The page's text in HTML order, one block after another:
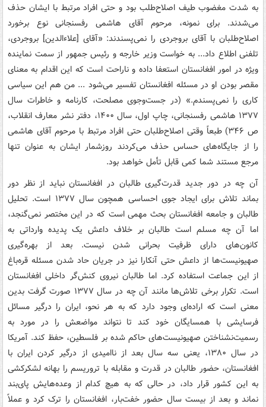
به شدت مغضوب طیف اصلاح‌طلب بود و حتی افراد مرتبط با ایشان حذف
می‌شدند. برای نمونه، مرحوم آقای هاشمی رفسنجانی نوع برخورد
اصلاح‌طلبان با آقای بروجردی را نمی‌پسندند: «آقای [علاءالدین] بروجردی،
تلفنی اطلاع داد... به خواست وزیر خارجه و رئیس جمهور از سمت نماینده
ویژه در امور افغانستان استعفا داده و ناراحت است که این اقدام به معنای
مقصر بودن او در مسئله افغانستان تفسیر می‌شود ... من هم این سیاسی
کاری را نمی‌پسندم.» (در جست‌وجوی مصلحت، کارنامه و خاطرات سال
۱۳۷۷ هاشمی رفسنجانی، چاپ اول، سال ۱۴۰۰، دفتر نشر معارف انقلاب،
ص ۳۴۶) طبعاً وقتی اصلاح‌طلبان حتی افراد مرتبط با مرحوم آقای هاشمی
را از جایگاه‌های حساس حذف می‌کردند روزشمار ایشان به عنوان تنها
مرجع مستند شما کمی قابل تأمل خواهد بود.
آن چه در دور جدید قدرت‌گیری طالبان در افغانستان نباید از نظر دور
بماند تلاش برای ایجاد جوی احساسی همچون سال ۱۳۷۷ است. تحلیل
طالبان و جامعه افغانستان بحث مهمی است که در این مختصر نمی‌گنجد،
اما آن چه مسلم است طالبان بر خلاف داعش یک پدیده وارداتی به
کانون‌های دارای ظرفیت بحرانی شدن نیست. بعد از بهره‌گیری
صهیونیست‌ها از داعش حتی آنکارا نیز در جریان حاد شدن مسئله قره‌باغ
از این جماعت استفاده کرد. اما طالبان نیروی کنش‌گر داخلی افغانستان
است. تکرار برخی تلاش‌ها مانند آن چه در سال ۱۳۷۷ صورت گرفت بدین
معنی است که اراده‌ای وجود دارد که به هر نحو، ایران را درگیر مسائل
فرسایشی با همسایگان خود کند تا نتواند مواضعش را در مورد به
رسمیت‌نشناختن صهیونیست‌های حاکم شده بر فلسطین، حفظ کند. آمریکا
در سال ۱۳۸۰، یعنی سه سال بعد از ناامیدی از درگیر کردن ایران با
افغانستان، حضور طالبان در قدرت و مقابله با تروریسم را بهانه لشکرکشی
به این کشور قرار داد، در حالی که به هیچ کدام از وعده‌هایش پای‌بند
نماند و بعد از بیست سال حضور خفت‌بار، افغانستان را ترک کرد و عملاً